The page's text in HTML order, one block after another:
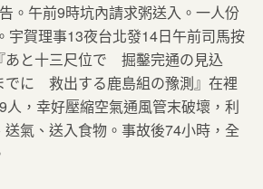
。午前9時坑內請求粥送入。一人份
宇賀理事13夜台北發14日午前司馬按
あと十三尺位で 掘鑿完通の見込
に 救出する鹿島組の豫測』在裡
人，幸好壓縮空氣通風管末破壞，利
氣、送入食物。事故後74小時，全